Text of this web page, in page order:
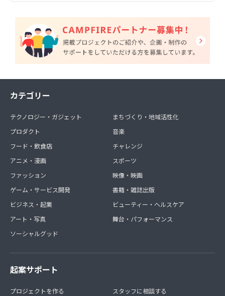
カテゴリー
テクノロジー・ガジェット
プロダクト
フード・飲食店
アニメ・漫画
ファッション
ゲーム・サービス開発
ビジネス・起業
アート・写真
ソーシャルグッド
まちづくり・地域活性化
音楽
チャレンジ
スポーツ
映像・映画
書籍・雑誌出版
ビューティー・ヘルスケア
舞台・パフォーマンス
起案サポート
プロジェクトを作る
スタッフに相談する